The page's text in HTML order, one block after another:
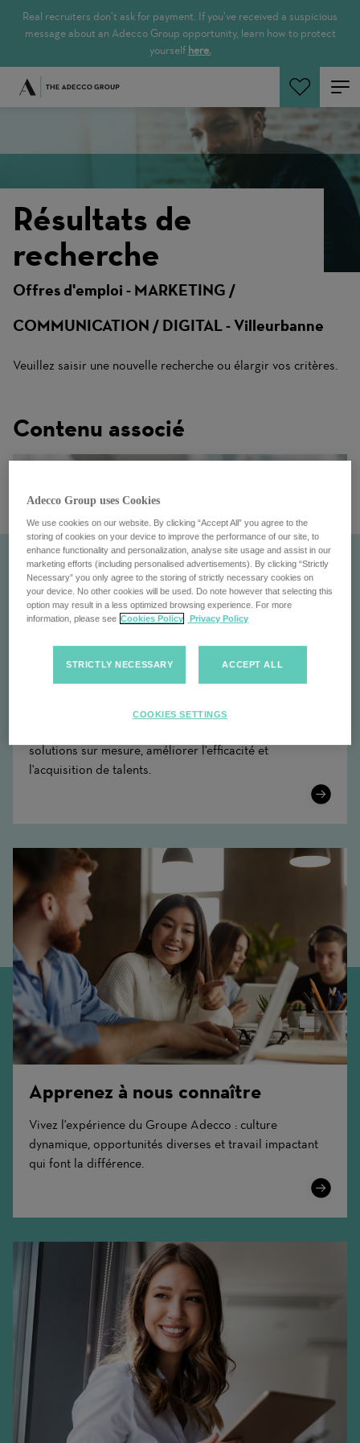
Real recruiters don’t ask for payment. If you’ve received a suspicious
message about an Adecco Group opportunity, learn how to protect
yourself here.
Rechercher
Résultats de
recherche
Offres d'emploi - MARKETING /
COMMUNICATION / DIGITAL - Villeurbanne
Veuillez saisir une nouvelle recherche ou élargir vos critères.
Contenu associé
solutions sur mesure, améliorer l'efficacité et
l'acquisition de talents.
Learn
Apprenez à nous connaître
Vivez l'expérience du Groupe Adecco : culture
dynamique, opportunités diverses et travail impactant
qui font la différence.
Learn
Adecco Group uses Cookies
We use cookies on our website. By clicking “Accept All” you agree to the
storing of cookies on your device to improve the performance of our site, to
enhance functionality and personalization, analyse site usage and assist in our
marketing efforts (including personalised advertisements). By clicking “Strictly
Necessary” you only agree to the storing of strictly necessary cookies on
your device. No other cookies will be used. Do note however that selecting this
option may result in a less optimized browsing experience. For more
information, please see Cookies Policy Privacy Policy
STRICTLY NECESSARY ACCEPT ALL
COOKIES SETTINGS